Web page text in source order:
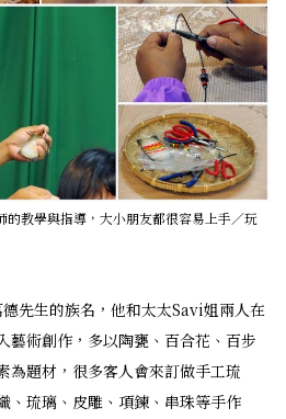
教學與指導，大小朋友都很容易上手／玩
先生的族名，他和太太Savi姐兩人在
藝術創作，多以陶甕、百合花、百步
為題材，很多客人會來訂做手工琉
、琉璃、皮雕、項鍊、串珠等手作